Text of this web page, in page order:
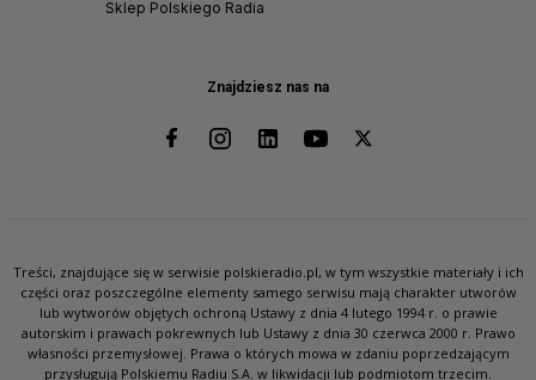
Znajdziesz nas na
Sklep Polskiego Radia
Treści, znajdujące się w serwisie polskieradio.pl, w tym wszystkie materiały i ich
części oraz poszczególne elementy samego serwisu mają charakter utworów
lub wytworów objętych ochroną Ustawy z dnia 4 lutego 1994 r. o prawie
autorskim i prawach pokrewnych lub Ustawy z dnia 30 czerwca 2000 r. Prawo
własności przemysłowej. Prawa o których mowa w zdaniu poprzedzającym
przysługują Polskiemu Radiu S.A. w likwidacji lub podmiotom trzecim.